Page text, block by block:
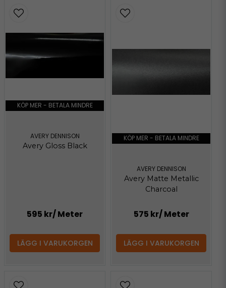
avery-colours.pdf
4.66 MB
KÖP MER - BETALA MINDRE
AVERY DENNISON
Avery Gloss Black
595 kr/ Meter
LÄGG I VARUKORGEN
KÖP MER - BETALA MINDRE
AVERY DENNISON
Avery Matte Metallic
Charcoal
575 kr/ Meter
LÄGG I VARUKORGEN